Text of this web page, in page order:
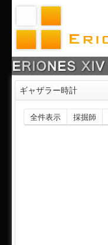
ギャザラー時計
全件表示 採掘師